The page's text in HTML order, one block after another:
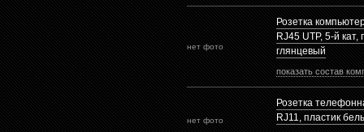
нет фото
Розетка
RJ45 UTP, 5-й
глянцевый
показать состав
нет фото
Розетка
RJ11, пластик